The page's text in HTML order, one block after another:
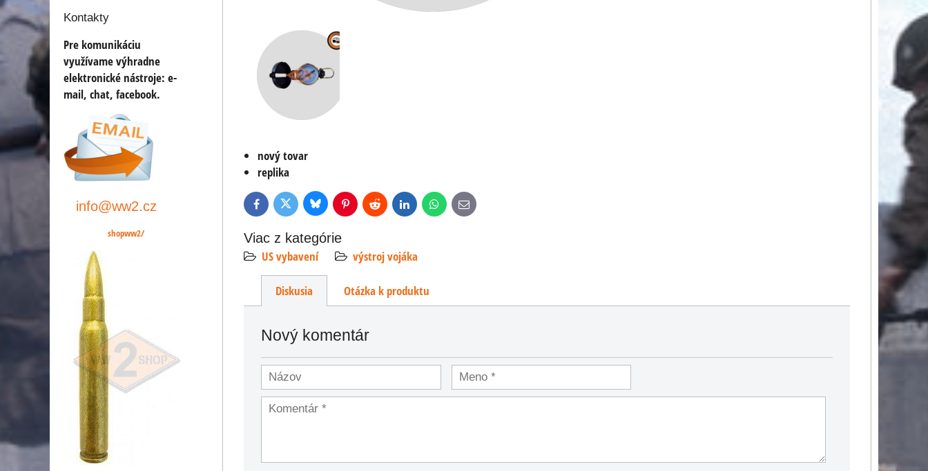
nový tovar
replika
FacebookTwitter BlueskyPinterestReddit LinkedInWhatsApp
E-
mail
Viac z kategórie
US vybavení
výstroj vojáka
Diskusia Otázka k produktu
Nový komentár
Kontakty
Pre komunikáciu
využívame výhradne
elektronické nástroje: e-
mail, chat, facebook.
info@ww2.cz
shopww2/
US benzínový
US náboj .45 ACP do
US benzínový
Dekoračné odliatok náboja